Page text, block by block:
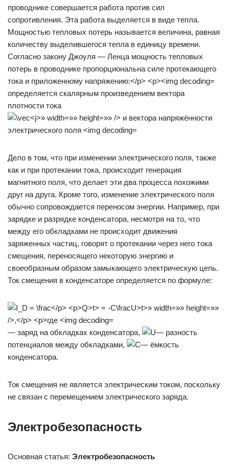
определяется скалярным произведением вектора
плотности тока
Дело в том, что при изменении электрического поля, также
как и при протекании тока, происходит генерация
магнитного поля, что делает эти два процесса похожими
друг на друга. Кроме того, изменение электрического поля
обычно сопровождается переносом энергии. Например, при
зарядке и разрядке конденсатора, несмотря на то, что
между его обкладками не происходит движения
заряженных частиц, говорят о протекании через него тока
смещения, переносящего некоторую энергию и
своеобразным образом замыкающего электрическую цепь.
Ток смещения в конденсаторе определяется по формуле:
— заряд на обкладках конденсатора,
— разность
потенциалов между обкладками,
— ёмкость
конденсатора.
Ток смещения не является электрическим током, поскольку
не связан с перемещением электрического заряда.
Электробезопасность
Основная статья: Электробезопасность